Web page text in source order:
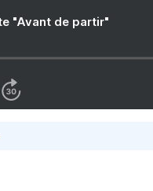
"Avant de partir"